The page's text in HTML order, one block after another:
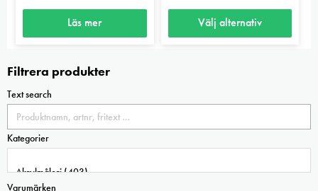
olika
alternativen
produktsidan
Läs mer
till
882 kr
Välj alternativ
har
Filtrera produkter
Text search
Kategorier
Varumärken